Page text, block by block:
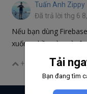
Tuấn Anh Zippy
Đã trả lời thg 6
Nếu bạn dùng
xuống phần nào, vì
+1 Tải
Bạn đang tìm